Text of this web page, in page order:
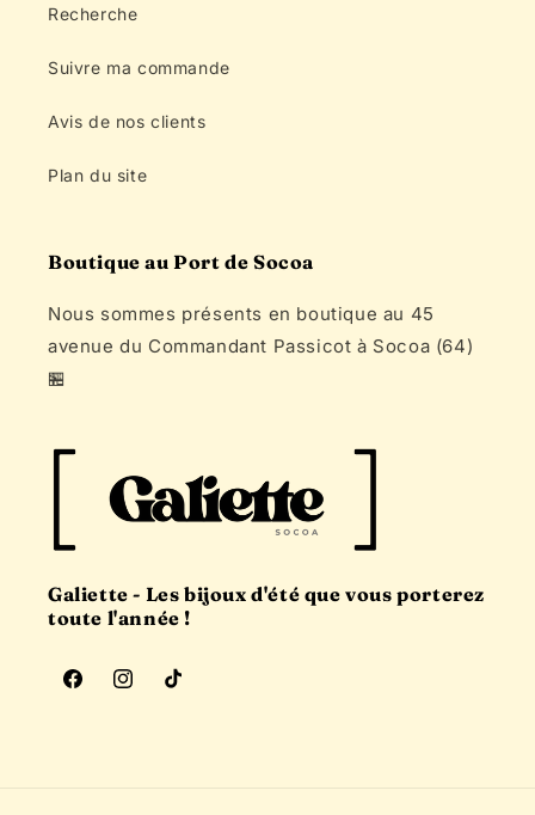
Recherche
Suivre ma commande
Avis de nos clients
Plan du site
Boutique au Port de Socoa
Nous sommes présents en boutique au 45
avenue du Commandant Passicot à Socoa (64)
🏪
Galiette - Les bijoux d'été que vous porterez
toute l'année !
FacebookInstagramTikTok